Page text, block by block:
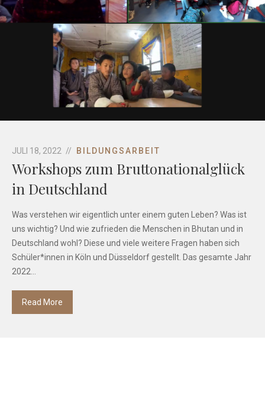
Workshops zum Bruttonationalglück in
Deutschland
Bildungsarbeit
JULI 18, 2022 BILDUNGSARBEIT
Workshops zum Bruttonationalglück
in Deutschland
Was verstehen wir eigentlich unter einem guten Leben? Was ist
uns wichtig? Und wie zufrieden die Menschen in Bhutan und in
Deutschland wohl? Diese und viele weitere Fragen haben sich
Schüler*innen in Köln und Düsseldorf gestellt. Das gesamte Jahr
2022...
Read More